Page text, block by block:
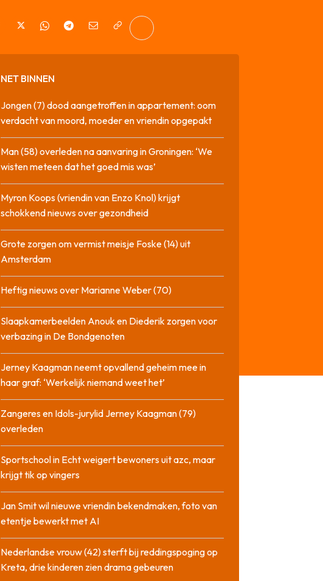
NET BINNEN
Jongen (7) dood aangetroffen in appartement: oom
verdacht van moord, moeder en vriendin opgepakt
Man (58) overleden na aanvaring in Groningen: ‘We
wisten meteen dat het goed mis was’
Myron Koops (vriendin van Enzo Knol) krijgt
schokkend nieuws over gezondheid
Grote zorgen om vermist meisje Foske (14) uit
Amsterdam
Heftig nieuws over Marianne Weber (70)
Slaapkamerbeelden Anouk en Diederik zorgen voor
verbazing in De Bondgenoten
Jerney Kaagman neemt opvallend geheim mee in
haar graf: ‘Werkelijk niemand weet het’
Zangeres en Idols-jurylid Jerney Kaagman (79)
overleden
Sportschool in Echt weigert bewoners uit azc, maar
krijgt tik op vingers
Jan Smit wil nieuwe vriendin bekendmaken, foto van
etentje bewerkt met AI
Nederlandse vrouw (42) sterft bij reddingspoging op
Kreta, drie kinderen zien drama gebeuren